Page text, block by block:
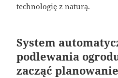
technologię z naturą.
System
podlewania
zacząć